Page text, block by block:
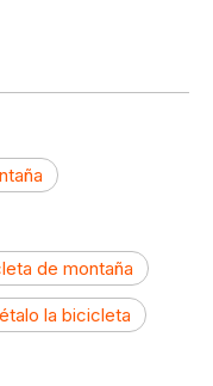
de montaña
la bicicleta